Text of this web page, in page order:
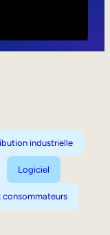
industrielle
Logiciel
consommateurs